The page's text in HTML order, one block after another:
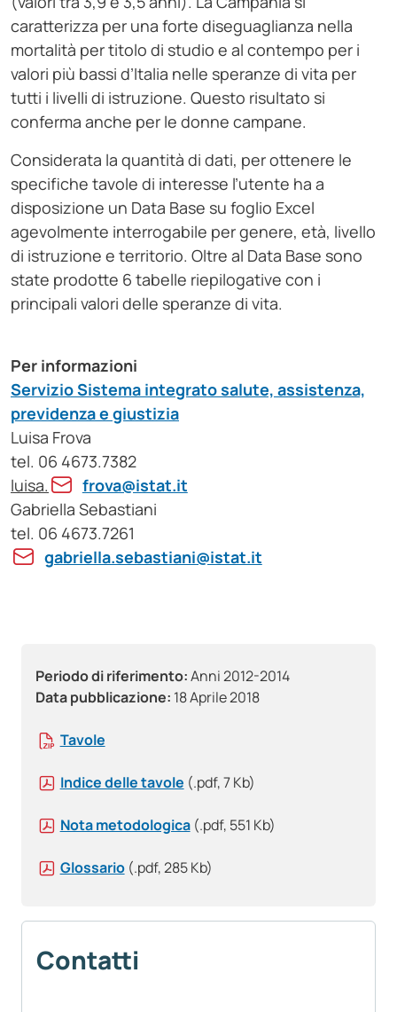
Periodo di riferimento:Anni 2012-2014
Data pubblicazione: 18 Aprile 2018
Tavole
Indice delle tavole (.pdf, 7 Kb)
Nota metodologica (.pdf, 551 Kb)
Glossario (.pdf, 285 Kb)
Contatti
caratterizza per una forte diseguaglianza nella
mortalità per titolo di studio e al contempo per i
valori più bassi d’Italia nelle speranze di vita per
tutti i livelli di istruzione. Questo risultato si
conferma anche per le donne campane.
Considerata la quantità di dati, per ottenere le
specifiche tavole di interesse l’utente ha a
disposizione un Data Base su foglio Excel
agevolmente interrogabile per genere, età, livello
di istruzione e territorio. Oltre al Data Base sono
state prodotte 6 tabelle riepilogative con i
principali valori delle speranze di vita.
Per informazioni
Servizio Sistema integrato salute, assistenza,
previdenza e giustizia
Luisa Frova
tel. 06 4673.7382
luisa.
frova@istat.it
Gabriella Sebastiani
tel. 06 4673.7261
gabriella.sebastiani@istat.it